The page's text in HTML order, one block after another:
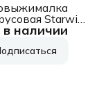
в наличии
Starwind
30Вт
прозрачный